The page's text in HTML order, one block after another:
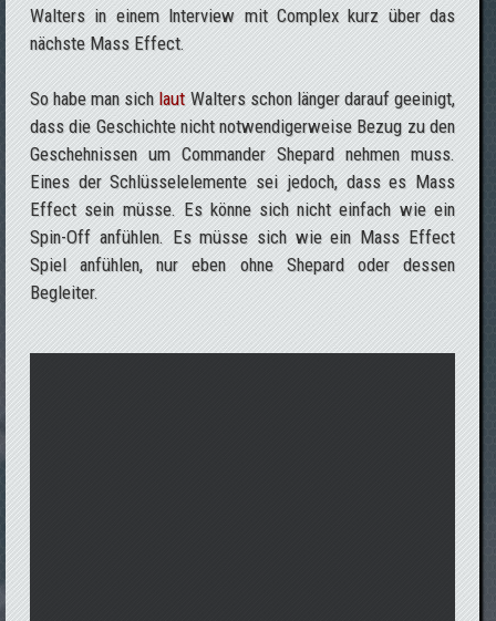
Walters in einem Interview mit Complex kurz über das
nächste Mass Effect.
So habe man sichlautWalters schon länger darauf geeinigt,
dass die Geschichte nicht notwendigerweise Bezug zu den
Geschehnissen um Commander Shepard nehmen muss.
Eines der Schlüsselelemente sei jedoch, dass es Mass
Effect sein müsse. Es könne sich nicht einfach wie ein
Spin-Off anfühlen. Es müsse sich wie ein Mass Effect
Spiel anfühlen, nur eben ohne Shepard oder dessen
Begleiter.